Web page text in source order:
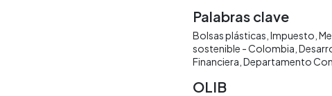
Palabras clave
Bolsas plásticas Impuesto
sostenible - Colombia
Financiera Departamento
OLIB